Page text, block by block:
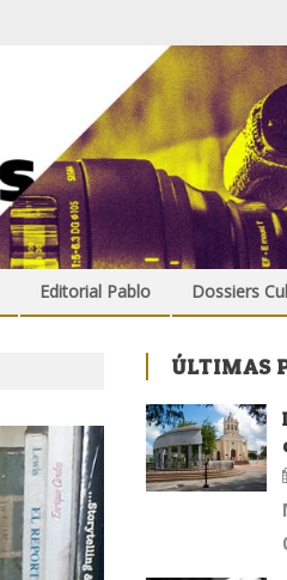
Editorial Pablo Dossiers
ÚLTIMAS